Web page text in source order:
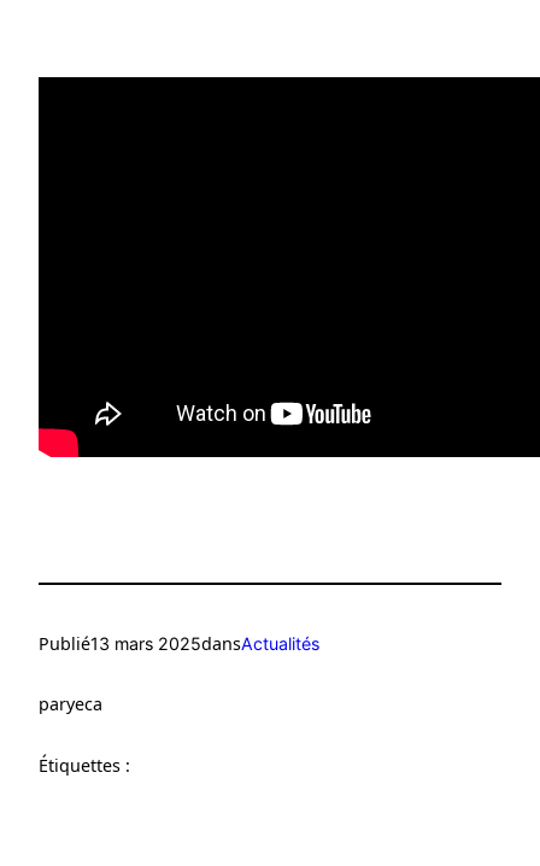
Publié13 mars 2025dansActualités
paryeca
Étiquettes :